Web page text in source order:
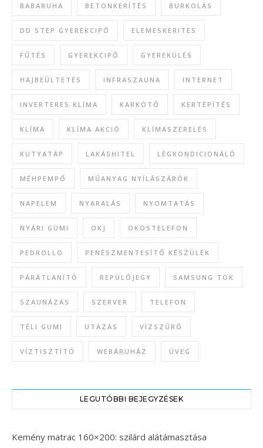
BABARUHA BETONKERÍTÉS BURKOLÁS
DD STEP GYEREKCIPŐ ELEMESKERITES
FŰTÉS GYEREKCIPŐ GYEREKÜLÉS
HAJBEÜLTETÉS INFRASZAUNA INTERNET
INVERTERES KLÍMA KARKÖTŐ KERTÉPÍTÉS
KLÍMA KLÍMA AKCIÓ KLÍMASZERELÉS
KUTYATÁP LAKÁSHITEL LÉGKONDICIONÁLÓ
MÉHPEMPŐ MŰANYAG NYÍLÁSZÁRÓK
NAPELEM NYARALÁS NYOMTATÁS
NYÁRI GUMI OKJ OKOSTELEFON
PEDROLLO PENÉSZMENTESÍTŐ KÉSZÜLÉK
PÁRÁTLANÍTÓ REPÜLŐJEGY SAMSUNG TOK
SZAUNÁZÁS SZERVER TELEFON
TÉLI GUMI UTAZÁS VÍZSZŰRŐ
VÍZTISZTÍTÓ WEBÁRUHÁZ ÜVEG
LEGUTÓBBI BEJEGYZÉSEK
Kemény matrac 160×200: szilárd alátámasztása